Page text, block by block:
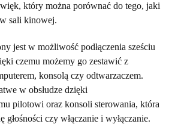
który można porównać do tego, jaki
sali kinowej.
jest w możliwość podłączenia sześciu
czemu możemy go zestawić z
konsolą czy odtwarzaczem.
w obsłudze dzięki
pilotowi oraz konsoli sterowania, która
głośności czy włączanie i wyłączanie.